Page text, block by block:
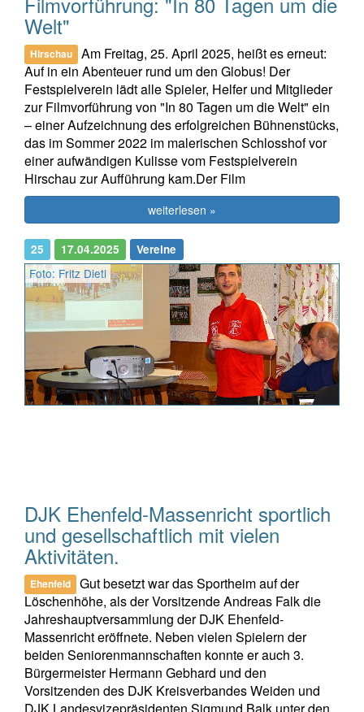
Welt"
Hirschau
Am Freitag, 25. April 2025, heißt es erneut:
Auf in ein Abenteuer rund um den Globus! Der
Festspielverein lädt alle Spieler, Helfer und Mitglieder
zur Filmvorführung von "In 80 Tagen um die Welt" ein
– einer Aufzeichnung des erfolgreichen Bühnenstücks,
das im Sommer 2022 im malerischen Schlosshof vor
einer aufwändigen Kulisse vom Festspielverein
Hirschau zur Aufführung kam.Der Film
weiterlesen »
25 17.04.2025 Vereine
Foto: Fritz Dietl
DJK Ehenfeld-Massenricht sportlich
und gesellschaftlich mit vielen
Aktivitäten.
Ehenfeld
Gut besetzt war das Sportheim auf der
Löschenhöhe, als der Vorsitzende Andreas Falk die
Jahreshauptversammlung der DJK Ehenfeld-
Massenricht eröffnete. Neben vielen Spielern der
beiden Seniorenmannschaften konnte er auch 3.
Bürgermeister Hermann Gebhard und den
Vorsitzenden des DJK Kreisverbandes Weiden und
DJK Landesvizepräsidenten Sigmund Balk unter den